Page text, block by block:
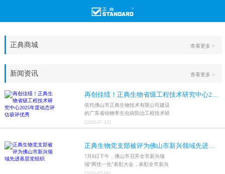
正典商城 查看更多 >
新闻资讯
再创佳绩！正典生物省级工程技术研究中心2025年度动态评估获评优秀
依托佛山市正典生物技术有限公司建设
的广东省动物寄生虫病防治工程技术研
究中心，在全省参评科研平台中综合表
现突出，成功获评最高评价等级“优
[2026-07-13]
正典生物党支部被评为佛山市新兴领域先进基层党组织
7月8日下午，佛山市召开全市新兴领
域“两优一先”表彰大会，表彰全市新兴
领域优秀共产党员、优秀党务工作者和
查看更多 >